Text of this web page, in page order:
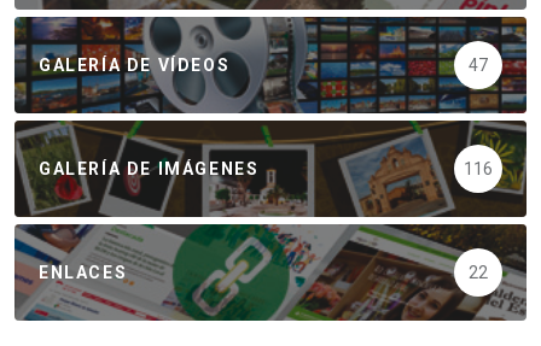
GALERÍA DE VÍDEOS 47
GALERÍA DE IMÁGENES 116
ENLACES 22